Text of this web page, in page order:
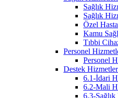
Sağlık
Sağlık
Özel
Kamu
Tıbbi
Personel
Personel
Destek
6.1-İdari
6.2-Mali
6.3-